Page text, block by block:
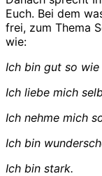
Euch. Bei dem
frei, zum Thema
wie:
Ich bin gut so wie
Ich liebe mich
Ich nehme mich
Ich bin
Ich bin stark.